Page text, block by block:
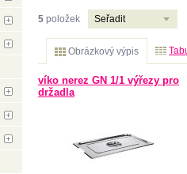
5 položek Seřadit
Obrázkový výpis
víko nerez GN 1/1 výřezy pro
držadla